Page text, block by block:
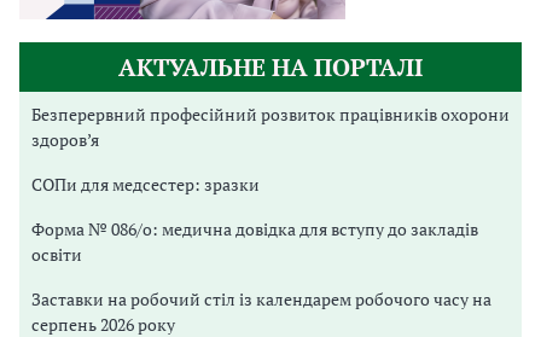
АКТУАЛЬНЕ НА ПОРТАЛІ
Безперервний професійний розвиток працівників охорони
здоров’я
СОПи для медсестер: зразки
Форма № 086/о: медична довідка для вступу до закладів
освіти
Заставки на робочий стіл із календарем робочого часу на
серпень 2026 року